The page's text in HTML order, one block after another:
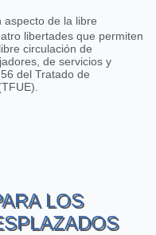
aspecto de la libre
libertades que permiten
circulación de
de servicios y
del Tratado de
desplazados en la
LOS